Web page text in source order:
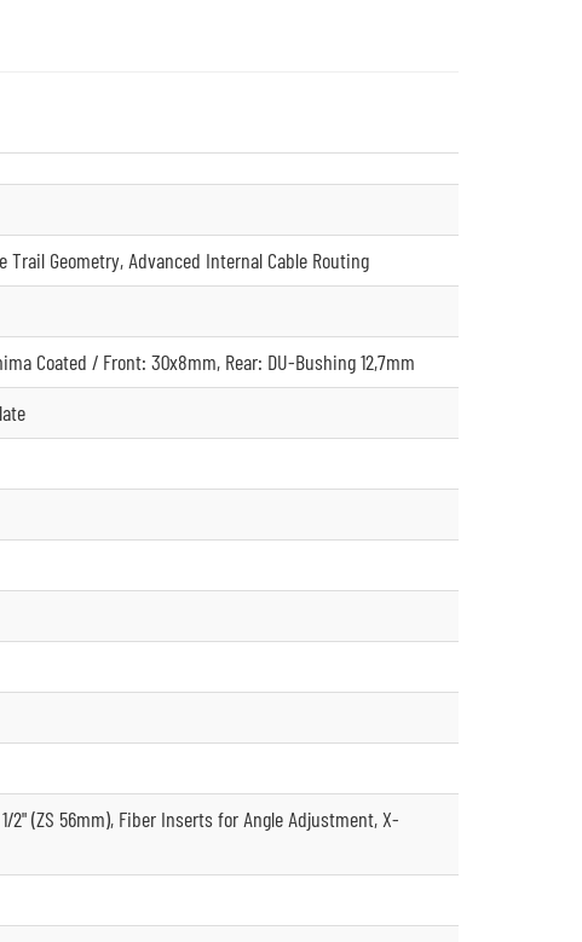
Trail Geometry, Advanced Internal Cable Routing
Coated / Front: 30x8mm, Rear: DU-Bushing 12,7mm
2" (ZS 56mm), Fiber Inserts for Angle Adjustment, X-